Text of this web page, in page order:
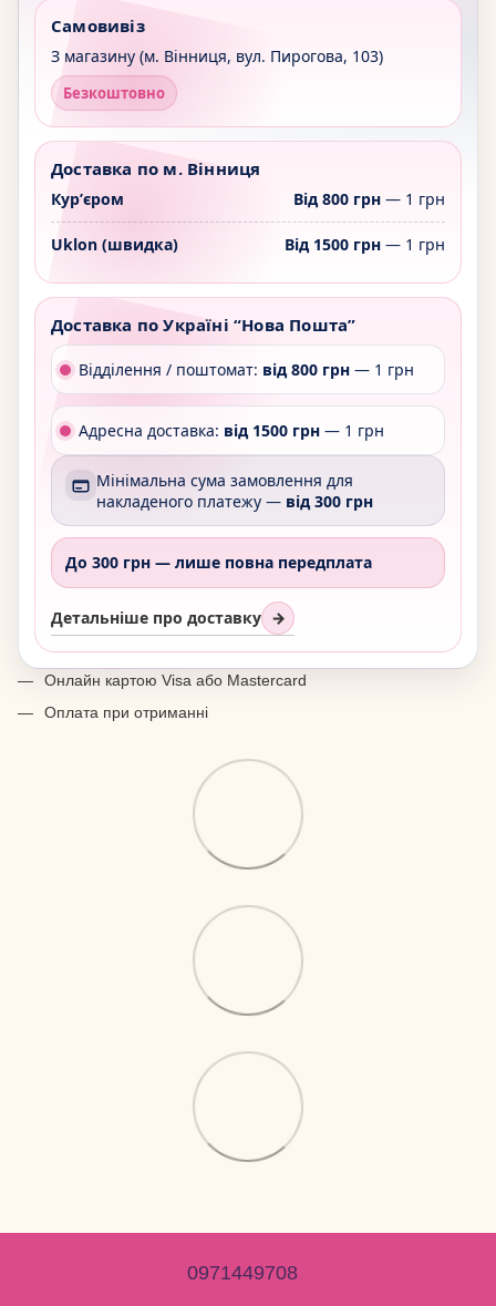
Самовивіз
З магазину (м. Вінниця, вул. Пирогова, 103)
Безкоштовно
Доставка по м. Вінниця
Курʼєром Від 800 грн— 1 грн
Uklon (швидка) Від 1500 грн— 1 грн
Доставка по Україні “Нова Пошта”
Відділення / поштомат: від 800 грн — 1 грн
Адресна доставка: від 1500 грн — 1 грн
Мінімальна сума замовлення для
накладеного платежу — від 300 грн
До 300 грн — лише повна передплата
Детальніше про доставку →
Онлайн картою Visa або Mastercard
Оплата при отриманні
0971449708